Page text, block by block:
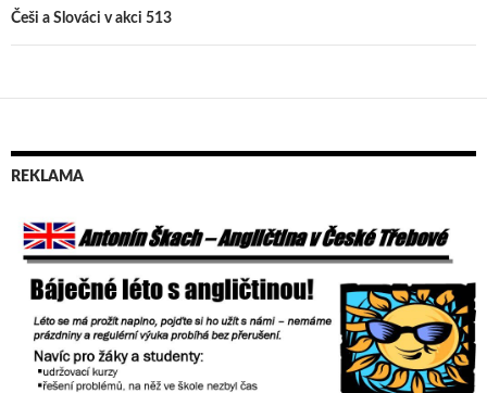
příspěvek
Češi a Slováci v akci 513
REKLAMA